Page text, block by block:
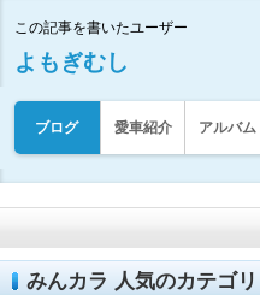
この記事を書いたユーザー
よもぎむし
ブログ 愛車紹介 アルバム
みんカラ 人気のカテゴリ